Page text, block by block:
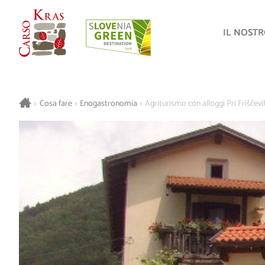
IL
> Cosa fare > Enogastronomia > Agriturismo con alloggi Pri